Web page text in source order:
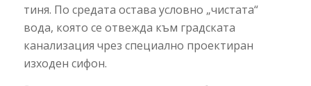
тиня. По средата остава условно „чистата“
вода, която се отвежда към градската
канализация чрез специално проектиран
изходен сифон.